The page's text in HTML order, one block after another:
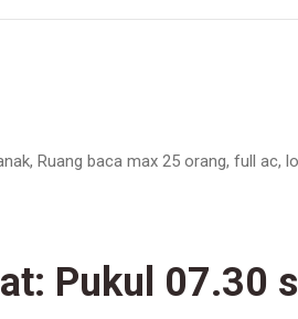
Ruang baca max 25 orang, full ac,
Pukul 07.30